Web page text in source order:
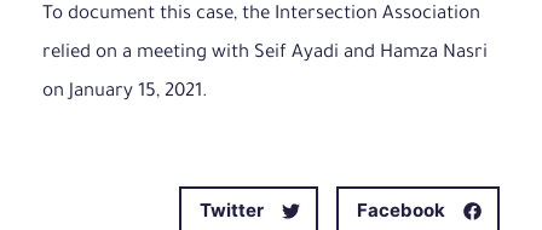
To document this case, the Intersection Association
relied on a meeting with Seif Ayadi and Hamza Nasri
on January 15, 2021.
Facebook
Twitter